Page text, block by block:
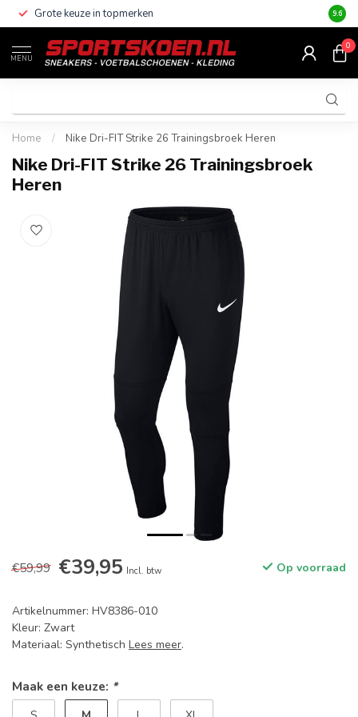
Grote keuze in topmerken Altijd
9.6
MENU
0
Home / Nike Dri-FIT Strike 26 Trainingsbroek Heren
Nike Dri-FIT Strike 26 Trainingsbroek
Heren
€59,99 €39,95 Incl. btw Op voorraad
Artikelnummer: HV8386-010
Kleur: Zwart
Materiaal: Synthetisch Lees meer.
Maak een keuze: *